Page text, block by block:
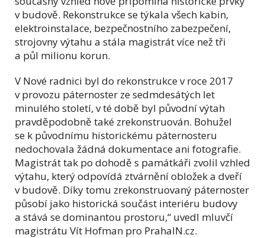
v budově. Rekonstrukce se týkala všech kabin,
elektroinstalace, bezpečnostního zabezpečení,
strojovny výtahu a stála magistrát více než tři
a půl milionu korun.
V Nové radnici byl do rekonstrukce v roce 2017
v provozu páternoster ze sedmdesátých let
minulého století, v té době byl původní výtah
pravděpodobně také zrekonstruován. Bohužel
se k původnímu historickému páternosteru
nedochovala žádná dokumentace ani fotografie.
Magistrát tak po dohodě s památkáři zvolil vzhled
výtahu, který odpovídá ztvárnění obložek a dveří
v budově. Díky tomu zrekonstruovaný páternoster
působí jako historická součást interiéru budovy
a stává se dominantou prostoru,“ uvedl mluvčí
magistrátu Vít Hofman pro PrahaIN.cz.